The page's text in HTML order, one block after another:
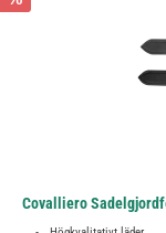
Covalliero